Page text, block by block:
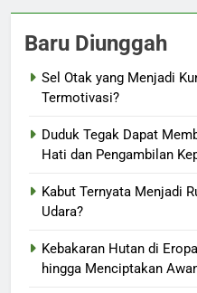
Baru Diunggah
Sel Otak yang Menjadi
Termotivasi?
Duduk Tegak Dapat
Hati dan Pengambilan
Kabut Ternyata Menjadi
Udara?
Kebakaran Hutan di
hingga Menciptakan